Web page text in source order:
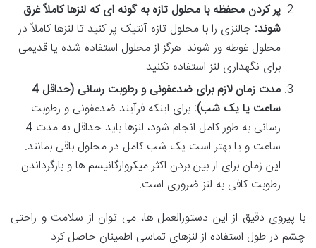
پر کردن محفظه با محلول تازه به گونه ای که لنزها کاملاً غرق
شوند: جالنزی را با محلول تازه آنتیک پر کنید تا لنزها کاملاً در
محلول غوطه ور شوند. هرگز از محلول استفاده شده یا قدیمی
برای نگهداری لنز استفاده نکنید.
مدت زمان لازم برای ضدعفونی و رطوبت رسانی (حداقل 4
ساعت یا یک شب): برای اینکه فرآیند ضدعفونی و رطوبت
رسانی به طور کامل انجام شود، لنزها باید حداقل به مدت 4
ساعت و یا بهتر است یک شب کامل در محلول باقی بمانند.
این زمان برای از بین بردن اکثر میکروارگانیسم ها و بازگرداندن
رطوبت کافی به لنز ضروری است.
با پیروی دقیق از این دستورالعمل ها، می توان از سلامت و راحتی
چشم در طول استفاده از لنزهای تماسی اطمینان حاصل کرد.